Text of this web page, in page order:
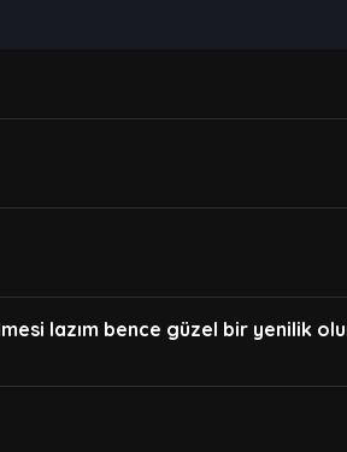
lazım bence güzel bir yenilik